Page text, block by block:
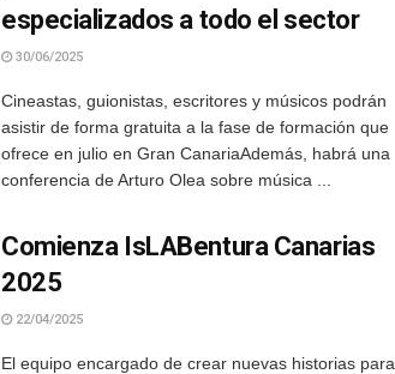
especializados a todo el sector
30/06/2025
Cineastas, guionistas, escritores y músicos podrán
asistir de forma gratuita a la fase de formación que
ofrece en julio en Gran CanariaAdemás, habrá una
conferencia de Arturo Olea sobre música ...
Comienza IsLABentura Canarias
2025
22/04/2025
El equipo encargado de crear nuevas historias para